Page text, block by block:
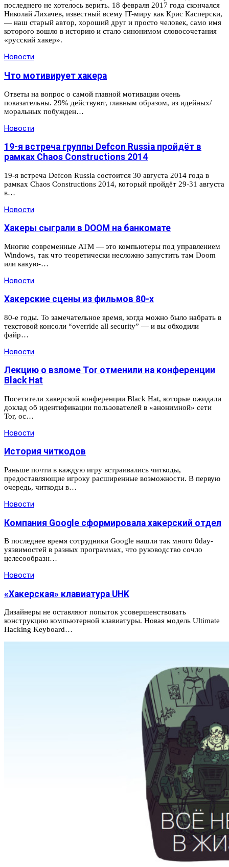
последнего не хотелось верить. 18 февраля 2017 года скончался
Николай Лихачев, известный всему IT-миру как Крис Касперски,
— наш старый автор, хороший друг и просто человек, само имя
которого вошло в историю и стало синонимом словосочетания
«русский хакер».
Новости
Что мотивирует хакера
Ответы на вопрос о самой главной мотивации очень
показательны. 29% действуют, главным образом, из идейных/
моральных побужден…
Новости
19-я встреча группы Defcon Russia пройдёт в
рамках Chaos Constructions 2014
19-я встреча Defcon Russia состоится 30 августа 2014 года в
рамках Сhaos Сonstructions 2014, который пройдёт 29-31 августа
в…
Новости
Хакеры сыграли в DOOM на банкомате
Многие современные ATM — это компьютеры под управлением
Windows, так что теоретически несложно запустить там Doom
или какую-…
Новости
Хакерские сцены из фильмов 80-х
80-е годы. То замечательное время, когда можно было набрать в
текстовой консоли “override all security” — и вы обходили
файр…
Новости
Лекцию о взломе Tor отменили на конференции
Black Hat
Посетители хакерской конференции Black Hat, которые ожидали
доклад об идентификации пользователей в «анонимной» сети
Tor, ос…
Новости
История читкодов
Раньше почти в каждую игру встраивались читкоды,
предоставляющие игроку расширенные возможности. В первую
очередь, читкоды в…
Новости
Компания Google сформировала хакерский отдел
В последнее время сотрудники Google нашли так много 0day-
уязвимостей в разных программах, что руководство сочло
целесообразн…
Новости
«Хакерская» клавиатура UHK
Дизайнеры не оставляют попыток усовершенствовать
конструкцию компьютерной клавиатуры. Новая модель Ultimate
Hacking Keyboard…